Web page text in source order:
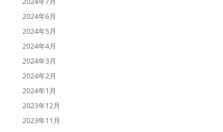
2024年6月
2024年5月
2024年4月
2024年3月
2024年2月
2024年1月
2023年12月
2023年11月